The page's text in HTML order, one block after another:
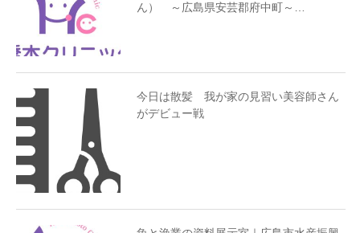
ん） ～広島県安芸郡府中町～…
今日は散髪 我が家の見習い美容師さん
がデビュー戦